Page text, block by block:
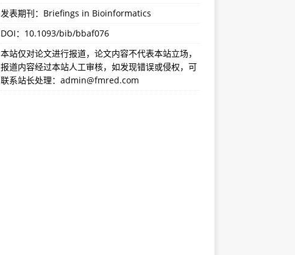
发表期刊：Briefings in Bioinformatics
DOI： 10.1093/bib/bbaf076
本站仅对论文进行报道，论文内容不代表本站立场，
报道内容经过本站人工审核，如发现错误或侵权，可
联系站长处理：admin@fmred.com